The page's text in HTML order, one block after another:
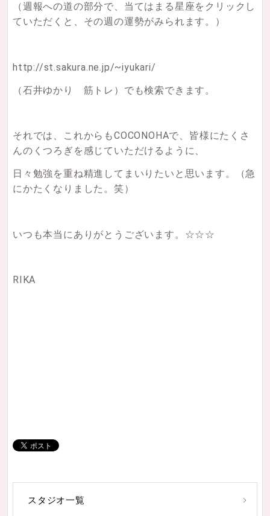
（週報への道の部分で、当てはまる星座をクリックし
ていただくと、その週の運勢がみられます。）
http://st.sakura.ne.jp/~iyukari/
（石井ゆかり 筋トレ）でも検索できます。
それでは、これからもCOCONOHAで、皆様にたくさ
んのくつろぎを感じていただけるように、
日々勉強を重ね精進してまいりたいと思います。（急
にかたくなりました。笑）
いつも本当にありがとうございます。☆☆☆
RIKA
スタジオ一覧